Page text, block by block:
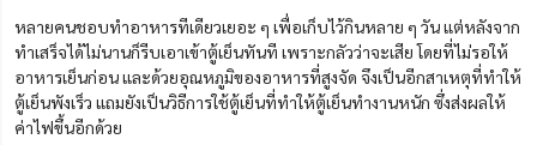
หลายคนชอบทำอาหารทีเดียวเยอะ ๆ เพื่อเก็บไว้กินหลาย ๆ วัน แต่หลังจาก
ทำเสร็จได้ไม่นานก็รีบเอาเข้าตู้เย็นทันที เพราะกลัวว่าจะเสีย โดยที่ไม่รอให้
อาหารเย็นก่อน และด้วยอุณหภูมิของอาหารที่สูงจัด จึงเป็นอีกสาเหตุที่ทำให้
ตู้เย็นพังเร็ว แถมยังเป็นวิธีการใช้ตู้เย็นที่ทำให้ตู้เย็นทำงานหนัก ซึ่งส่งผลให้
ค่าไฟขึ้นอีกด้วย